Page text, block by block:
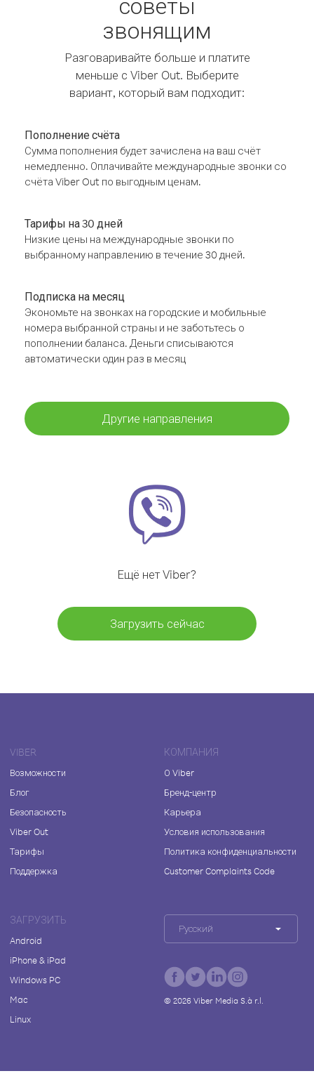
звонящим
Разговаривайте больше и платите
меньше с Viber Out. Выберите
вариант, который вам подходит:
Пополнение счёта
Сумма пополнения будет зачислена на ваш счёт
немедленно. Оплачивайте международные звонки со
счёта Viber Out по выгодным ценам.
Тарифы на 30 дней
Низкие цены на международные звонки по
выбранному направлению в течение 30 дней.
Подписка на месяц
Экономьте на звонках на городские и мобильные
номера выбранной страны и не заботьтесь о
пополнении баланса. Деньги списываются
автоматически один раз в месяц
Другие направления
Ещё нет Viber?
Загрузить сейчас
VIBER
Возможности
Блог
Безопасность
Viber Out
Тарифы
Поддержка
КОМПАНИЯ
О Viber
Бренд-центр
Карьера
Условия использования
Политика конфиденциальности
Customer Complaints Code
ЗАГРУЗИТЬ
Android
iPhone & iPad
Windows PC
Mac
Linux
Русский
© 2026Viber Media S.à r.l.